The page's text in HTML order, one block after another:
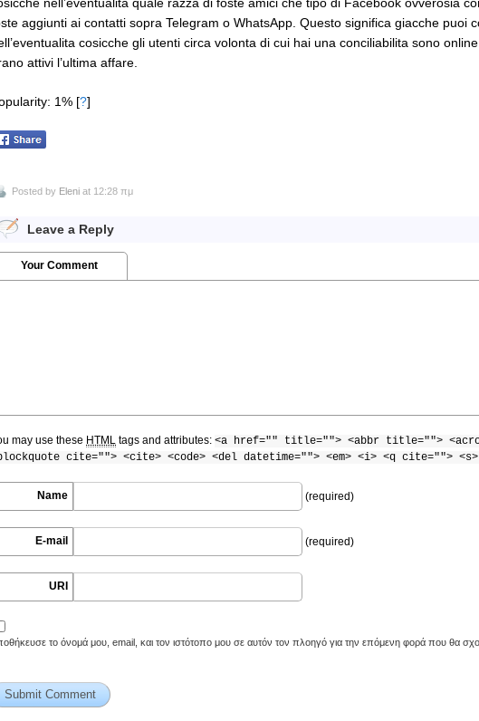
aggiunti ai contatti sopra Telegram o WhatsApp. Questo significa giacche puoi
cosicche gli utenti circa volonta di cui hai una conciliabilita sono
attivi l’ultima affare.
1% [?]
Posted by Eleni at 12:28 πμ
Leave a Reply
Your Comment
may use these HTML tags and attributes: <a href="" title=""> <abbr title="">
cite=""> <cite> <code> <del datetime=""> <em> <i> <q cite="">
Name (required)
E-mail (required)
URI
το όνομά μου, email, και τον ιστότοπο μου σε αυτόν τον πλοηγό για την επόμενη φορά που θα